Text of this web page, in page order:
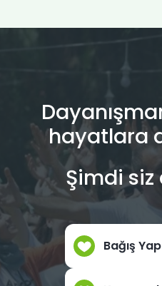
hayatlara
Şimdi siz
Bağış Yap